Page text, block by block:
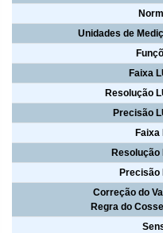
Unidades de
Faixa
Resolução
Precisão
Faixa
Resolução
Precisão
Correção do
Regra do